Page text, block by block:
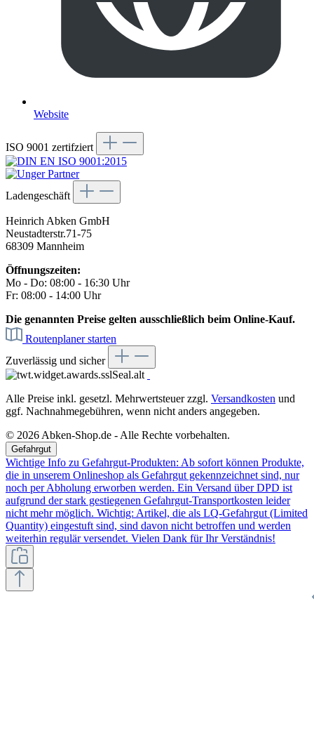
Website
ISO 9001 zertifziert
Ladengeschäft
Heinrich Abken GmbH
Neustadterstr.71-75
68309 Mannheim
Öffnungszeiten:
Mo - Do: 08:00 - 16:30 Uhr
Fr: 08:00 - 14:00 Uhr
Die genannten Preise gelten ausschließlich beim Online-Kauf.
Routenplaner starten
Zuverlässig und sicher
Alle Preise inkl. gesetzl. Mehrwertsteuer zzgl. Versandkosten und
ggf. Nachnahmegebühren, wenn nicht anders angegeben.
© 2026 Abken-Shop.de - Alle Rechte vorbehalten.
Gefahrgut
Wichtige Info zu Gefahrgut-Produkten: Ab sofort können Produkte,
die in unserem Onlineshop als Gefahrgut gekennzeichnet sind, nur
noch per Abholung erworben werden. Ein Versand über DPD ist
aufgrund der stark gestiegenen Gefahrgut-Transportkosten leider
nicht mehr möglich. Wichtig: Artikel, die als LQ-Gefahrgut (Limited
Quantity) eingestuft sind, sind davon nicht betroffen und werden
weiterhin regulär versendet. Vielen Dank für Ihr Verständnis!